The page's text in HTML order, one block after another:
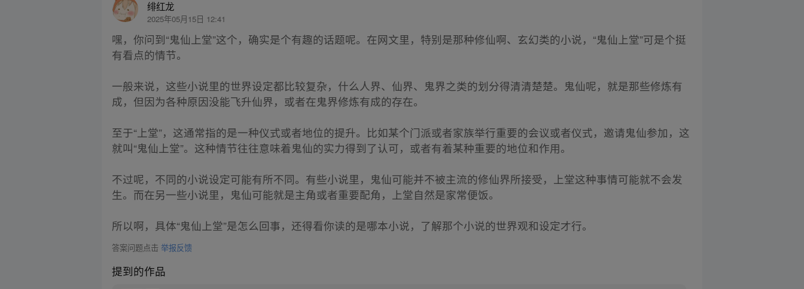
绯红龙
2025年05月15日 12:41
嘿，你问到“鬼仙上堂”这个，确实是个有趣的话题呢。在网文里，特别是那种修仙啊、玄幻类的小说，“鬼仙上堂”可是个挺
有看点的情节。
一般来说，这些小说里的世界设定都比较复杂，什么人界、仙界、鬼界之类的划分得清清楚楚。鬼仙呢，就是那些修炼有
成，但因为各种原因没能飞升仙界，或者在鬼界修炼有成的存在。
至于“上堂”，这通常指的是一种仪式或者地位的提升。比如某个门派或者家族举行重要的会议或者仪式，邀请鬼仙参加，这
就叫“鬼仙上堂”。这种情节往往意味着鬼仙的实力得到了认可，或者有着某种重要的地位和作用。
不过呢，不同的小说设定可能有所不同。有些小说里，鬼仙可能并不被主流的修仙界所接受，上堂这种事情可能就不会发
生。而在另一些小说里，鬼仙可能就是主角或者重要配角，上堂自然是家常便饭。
所以啊，具体“鬼仙上堂”是怎么回事，还得看你读的是哪本小说，了解那个小说的世界观和设定才行。
答案问题点击举报反馈
提到的作品